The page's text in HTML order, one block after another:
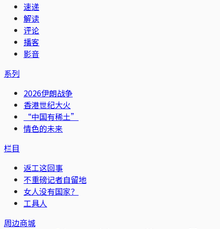
速递
解读
评论
播客
影音
系列
2026伊朗战争
香港世纪大火
“中国有稀土”
情色的未来
栏目
返工这回事
不重磅记者自留地
女人没有国家？
工具人
周边商城